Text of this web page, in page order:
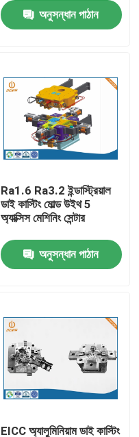
অনুসন্ধান পাঠান
Ra1.6 Ra3.2 ইন্ডাস্ট্রিয়াল
ডাই কাস্টিং মোল্ড উইথ 5
অ্যাক্সিস মেশিনিং সেন্টার
অনুসন্ধান পাঠান
EICC অ্যালুমিনিয়াম ডাই কাস্টিং